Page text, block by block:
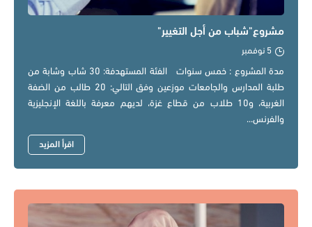
مشروع"شباب من أجل التغيير"
5 نوفمبر
مدة المشروع : خمس سنوات الفئة المستهدفة: 30 شاب وشابة من
طلبة المدارس والجامعات موزعين وفق التالي: 20 طالب من الضفة
الغربية، و10 طلاب من قطاع غزة، لديهم معرفة باللغة الإنجليزية
والفرنس...
اقرأ المزيد